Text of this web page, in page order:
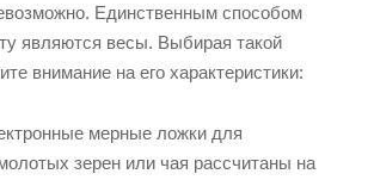
Единственным способом
являются весы. Выбирая такой
внимание на его характеристики:
мерные ложки для
зерен или чая рассчитаны на